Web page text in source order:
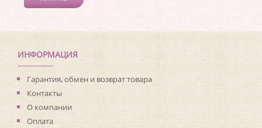
Длина рулона:
8.23
Ширина рулона: 0.68
Материал покрытия:Виниловое
Страна:США
Материал основы:
Флизелин
Раппорт:<>
ИНФОРМАЦИЯ
Гарантия, обмен и возврат товара
Контакты
О компании
Оплата